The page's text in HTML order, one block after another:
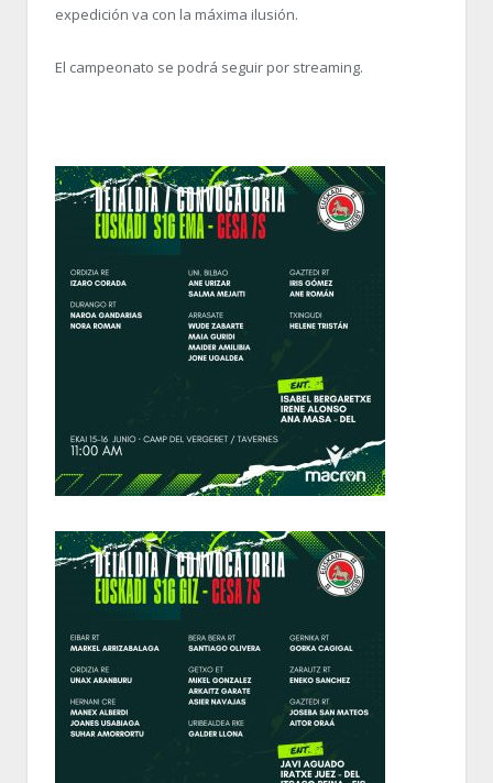
expedición va con la máxima ilusión.
El campeonato se podrá seguir por streaming.